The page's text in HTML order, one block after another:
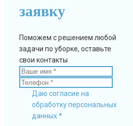
заявку
Поможем с решением любой
задачи по уборке, оставьте
свои контакты
Даю согласие на
обработку персональных
данных *